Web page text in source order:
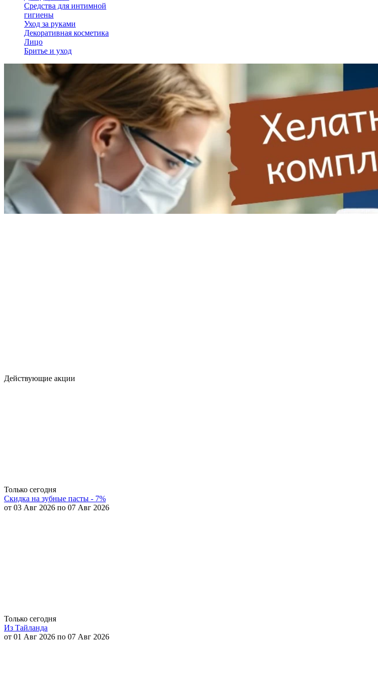
Средства для интимной
гигиены
Уход за руками
Декоративная косметика
Лицо
Бритье и уход
Действующие акции
Только сегодня
Скидка на зубные пасты - 7%
от 03 Авг 2026 по 07 Авг 2026
Только сегодня
Из Тайланда
от 01 Авг 2026 по 07 Авг 2026